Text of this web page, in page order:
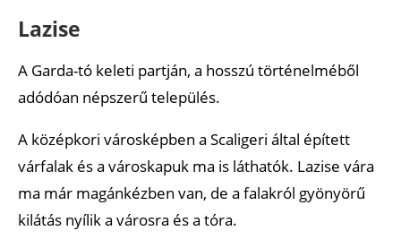
Lazise
A Garda-tó keleti partján, a hosszú történelméből
adódóan népszerű település.
A középkori városképben a Scaligeri által épített
várfalak és a városkapuk ma is láthatók. Lazise vára
ma már magánkézben van, de a falakról gyönyörű
kilátás nyílik a városra és a tóra.